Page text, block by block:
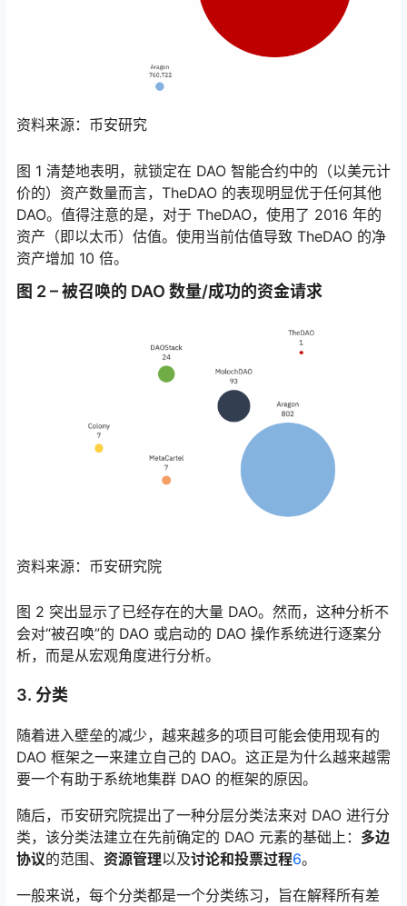
资料来源：币安研究
图 1 清楚地表明，就锁定在 DAO 智能合约中的（以美元计
价的）资产数量而言，TheDAO 的表现明显优于任何其他
DAO。值得注意的是，对于 TheDAO，使用了 2016 年的
资产（即以太币）估值。使用当前估值导致 TheDAO 的净
资产增加 10 倍。
图 2 – 被召唤的 DAO 数量/成功的资金请求
资料来源：币安研究院
图 2 突出显示了已经存在的大量 DAO。然而，这种分析不
会对“被召唤”的 DAO 或启动的 DAO 操作系统进行逐案分
析，而是从宏观角度进行分析。
3. 分类
随着进入壁垒的减少，越来越多的项目可能会使用现有的
DAO 框架之一来建立自己的 DAO。这正是为什么越来越需
要一个有助于系统地集群 DAO 的框架的原因。
随后，币安研究院提出了一种分层分类法来对 DAO 进行分
类，该分类法建立在先前确定的 DAO 元素的基础上： 多边
协议的范围、 资源管理以及讨论和投票过程6。
一般来说，每个分类都是一个分类练习，旨在解释所有差